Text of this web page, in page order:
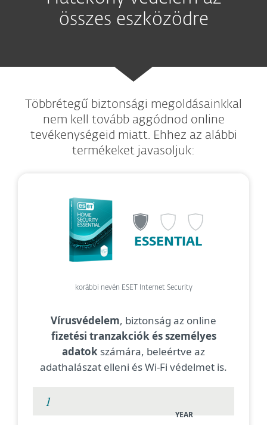
összes eszközödre
Többrétegű biztonsági megoldásainkkal
nem kell tovább aggódnod online
tevékenységeid miatt. Ehhez az alábbi
termékeket javasoljuk:
ESSENTIAL
korábbi nevén ESET Internet Security
Vírusvédelem, biztonság az online
fizetési tranzakciók és személyes
adatok számára, beleértve az
adathalászat elleni és Wi-Fi védelmet is.
YEAR